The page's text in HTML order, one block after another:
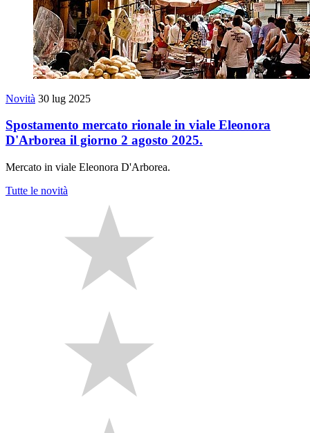
Novità 30 lug 2025
Spostamento mercato rionale in viale Eleonora
D'Arborea il giorno 2 agosto 2025.
Mercato in viale Eleonora D'Arborea.
Tutte le novità